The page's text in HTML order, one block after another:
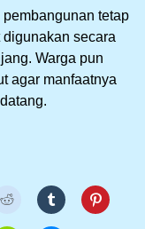
tetap
secara
Warga pun
agar manfaatnya